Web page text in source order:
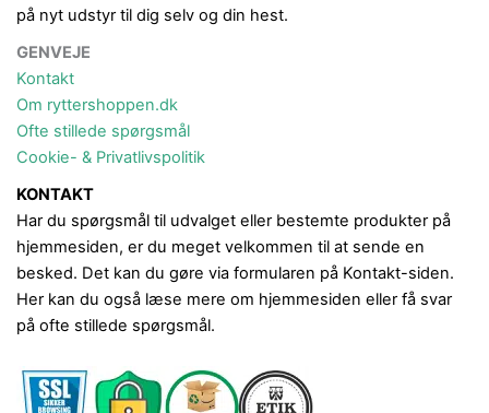
på nyt udstyr til dig selv og din hest.
GENVEJE
Kontakt
Om ryttershoppen.dk
Ofte stillede spørgsmål
Cookie- & Privatlivspolitik
KONTAKT
Har du spørgsmål til udvalget eller bestemte produkter på
hjemmesiden, er du meget velkommen til at sende en
besked. Det kan du gøre via formularen på Kontakt-siden.
Her kan du også læse mere om hjemmesiden eller få svar
på ofte stillede spørgsmål.